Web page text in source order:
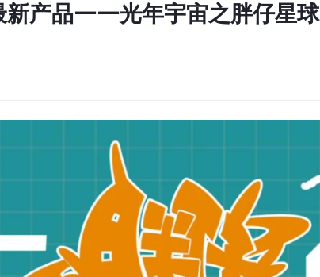
新产品——光年宇宙之胖仔星球